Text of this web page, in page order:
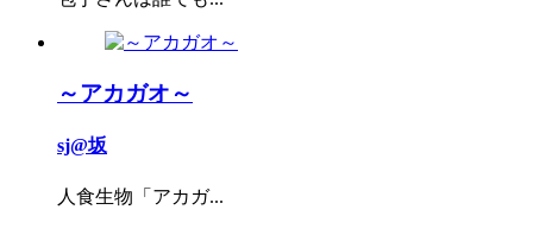
～アカガオ～
sj@坂
人食生物「アカガ...